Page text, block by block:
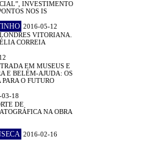
INVESTIMENTO
NOS IS
2016-05-12
VITORIANA.
CORREIA
EM MUSEUS E
E BELÉM-AJUDA: OS
PARA O FUTURO
03-18
DE
NA OBRA
2016-02-16